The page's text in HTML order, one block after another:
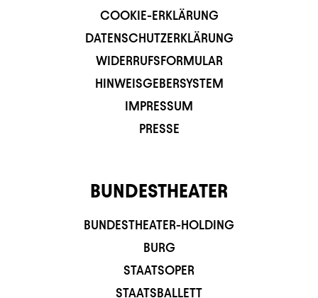
COOKIE-ERKLÄRUNG
DATENSCHUTZERKLÄRUNG
WIDERRUFSFORMULAR
HINWEISGEBERSYSTEM
IMPRESSUM
PRESSE
BUNDESTHEATER
BUNDESTHEATER-HOLDING
BURG
STAATSOPER
STAATSBALLETT